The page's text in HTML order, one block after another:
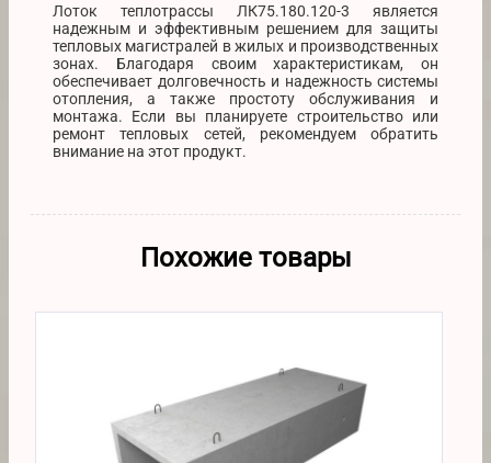
Лоток теплотрассы ЛК75.180.120-3 является
надежным и эффективным решением для защиты
тепловых магистралей в жилых и производственных
зонах. Благодаря своим характеристикам, он
обеспечивает долговечность и надежность системы
отопления, а также простоту обслуживания и
монтажа. Если вы планируете строительство или
ремонт тепловых сетей, рекомендуем обратить
внимание на этот продукт.
Похожие товары